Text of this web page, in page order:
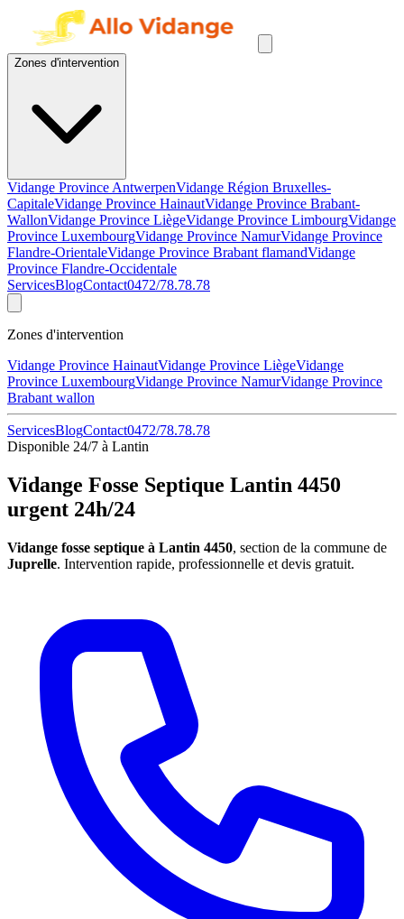
Zones d'intervention
Vidange Province AntwerpenVidange Région Bruxelles-
CapitaleVidange Province HainautVidange Province Brabant-
WallonVidange Province LiègeVidange Province LimbourgVidange
Province LuxembourgVidange Province NamurVidange Province
Flandre-OrientaleVidange Province Brabant flamandVidange
Province Flandre-Occidentale
ServicesBlogContact0472/78.78.78
Zones d'intervention
Vidange Province HainautVidange Province LiègeVidange
Province LuxembourgVidange Province NamurVidange Province
Brabant wallon
ServicesBlogContact0472/78.78.78
Disponible 24/7 à Lantin
Vidange Fosse Septique Lantin 4450
urgent 24h/24
Vidange fosse septique à Lantin 4450, section de la commune de
Juprelle. Intervention rapide, professionnelle et devis gratuit.